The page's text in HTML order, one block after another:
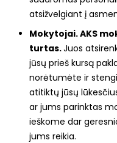
atsižvelgiant į
Mokytojai. AKS
turtas.Juos
jūsų prieš kursą
norėtumėte ir
atitiktų jūsų
ar jums parinktas
ieškome dar
jums reikia.